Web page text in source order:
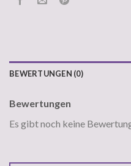
BEWERTUNGEN (0)
Bewertungen
Es gibt noch keine